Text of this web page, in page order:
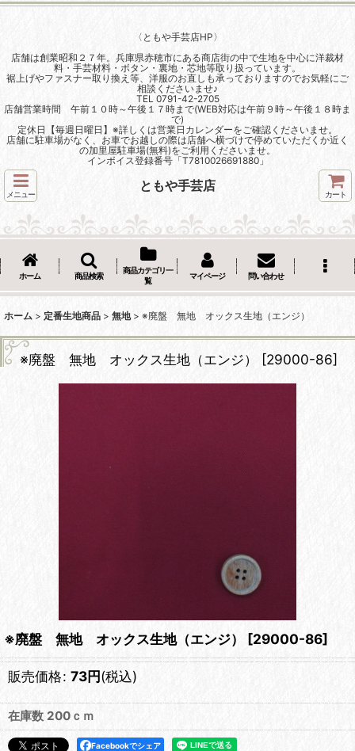
〈ともや手芸店HP〉
店舗は創業昭和２７年。兵庫県赤穂市にある商店街の中で生地を中心に洋裁材
料・手芸材料・ボタン・裏地・芯地等取り扱っています。
裾上げやファスナー取り換え等、洋服のお直しも承っておりますのでお気軽にご
相談くださいませ♪
TEL 0791-42-2705
店舗営業時間 午前１０時～午後１７時まで(WEB対応は午前９時～午後１８時ま
で)
定休日【毎週日曜日】※詳しくは営業日カレンダーをご確認くださいませ。
店舗に駐車場がなく、お車でお越しの際は店舗へ横づけで停めていただくか近く
の加里屋駐車場(無料)をご利用くださいませ。
インボイス登録番号「T7810026691880」
メニュー
ともや手芸店
カート
ホーム 商品検索
商品カテゴリ一
覧
マイページ 問い合わせ
ホーム > 定番生地商品 > 無地 > ※廃盤 無地 オックス生地（エンジ）
※廃盤 無地 オックス生地（エンジ） [29000-86]
※廃盤 無地 オックス生地（エンジ） [29000-86]
販売価格: 73円(税込)
在庫数 200ｃｍ
Facebookでシェア